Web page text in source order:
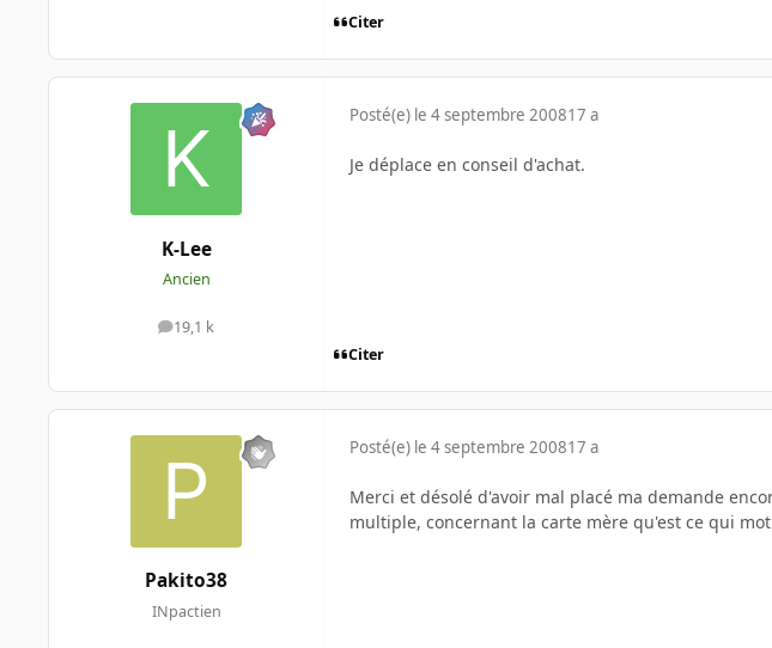
Citer
K-Lee
Ancien
19,1 k
messages
Posté(e) le 4 septembre 200817 a
Je déplace en conseil d'achat.
Citer
Pakito38
INpactien
Posté(e) le 4 septembre 200817 a
Merci et désolé d'avoir mal placé ma demande
multiple, concernant la carte mère qu'est ce qui